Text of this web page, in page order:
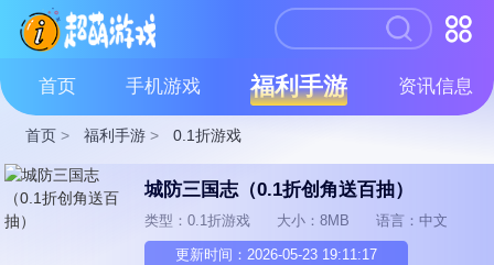
首页 手机游戏 福利手游 资讯信息
首页 > 福利手游 > 0.1折游戏
城防三国志（0.1折创角送百抽）
类型：0.1折游戏 大小：8MB 语言：中文
更新时间：2026-05-23 19:11:17